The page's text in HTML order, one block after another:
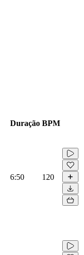
Duração BPM
6:50 120